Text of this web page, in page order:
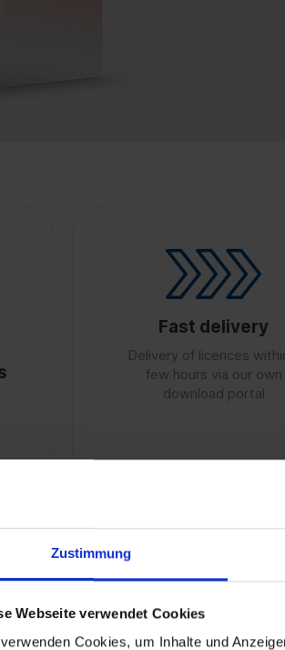
Zustimmung
Webseite verwendet Cookies
Cookies, um Inhalte und
Fast delivery
Delivery of licences
few hours via our own
download portal
CAL –
für
Geräten